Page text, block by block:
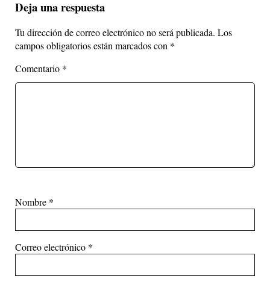
Deja una respuesta
Tu dirección de correo electrónico no será publicada. Los
campos obligatorios están marcados con *
Comentario *
Nombre *
Correo electrónico *